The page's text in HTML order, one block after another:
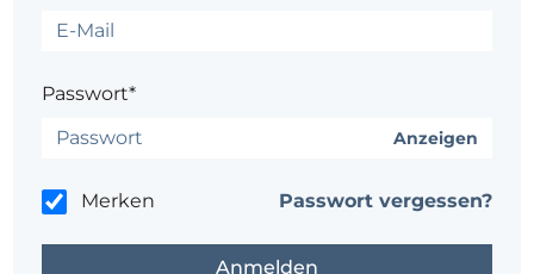
Passwort*
Anzeigen
Merken Passwort vergessen?